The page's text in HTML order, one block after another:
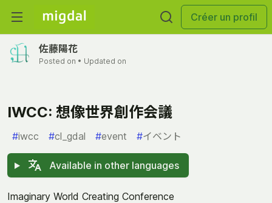
Créer un profil
佐藤陽花
Posted on • Updated on
IWCC: 想像世界創作会議
#iwcc #cl_gdal #event #イベント
Available in other languages
Imaginary World Creating Conference